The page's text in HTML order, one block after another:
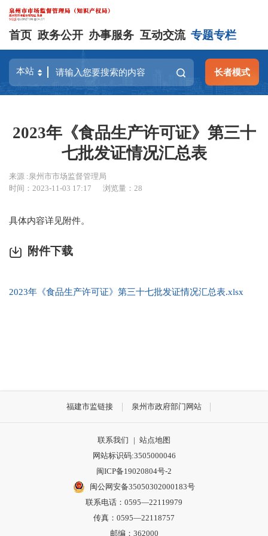
首页 政务公开 办事服务 互动交流 专题专栏
长者模式
2023年《食品生产许可证》第三十
七批发证情况汇总表
来源 :泉州市市场监督管理局
时间：2023-11-03 17:17
浏览量： 28
具体内容详见附件。
附件下载
2023年《食品生产许可证》第三十七批发证情况汇总表.xlsx
福建市监链接 泉州市政府部门网站
联系我们 | 站点地图
网站标识码:3505000046
闽ICP备19020804号-2
闽公网安备35050302000183号
联系电话：0595—22119979
传真：0595—22118757
邮编：362000